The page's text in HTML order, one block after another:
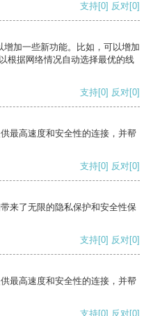
支持[0] 反对[0]
加一些新功能。比如，可以增加
根据网络情况自动选择最优的线
支持[0] 反对[0]
最高速度和安全性的连接，并帮
支持[0] 反对[0]
来了无限的隐私保护和安全性保
支持[0] 反对[0]
最高速度和安全性的连接，并帮
支持[0] 反对[0]